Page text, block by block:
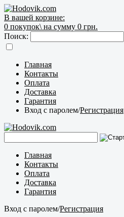
В вашей корзине:
0 покупок\ на сумму 0 грн.
Поиск:
Главная
Контакты
Оплата
Доставка
Гарантия
Вход с паролем/Регистрация
Главная
Контакты
Оплата
Доставка
Гарантия
Вход с паролем/Регистрация